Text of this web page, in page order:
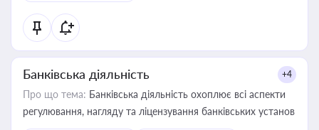
Банківська діяльність +4
Про що тема: Банківська діяльність охоплює всі аспекти
регулювання, нагляду та ліцензування банківських установ